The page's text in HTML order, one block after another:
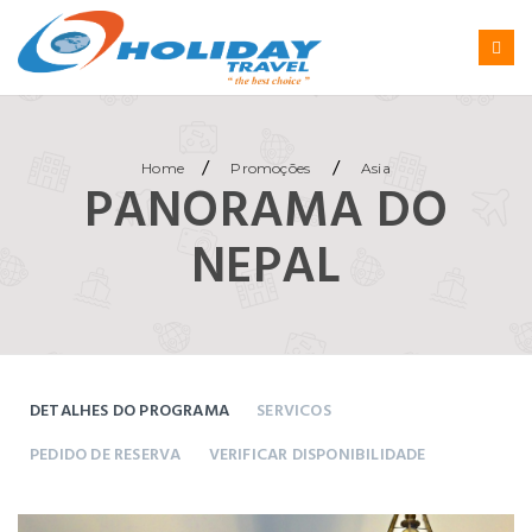
Home / Promoções / Asia
PANORAMA DO
NEPAL
DETALHES DO PROGRAMA
SERVICOS
PEDIDO DE RESERVA
VERIFICAR DISPONIBILIDADE